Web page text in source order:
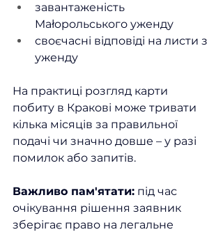
завантаженість
Małopольського уженду
своєчасні відповіді на листи з
уженду
На практиці розгляд карти
побиту в Кракові може тривати
кілька місяців за правильної
подачі чи значно довше – у разі
помилок або запитів.
Важливо пам'ятати: під час
очікування рішення заявник
зберігає право на легальне